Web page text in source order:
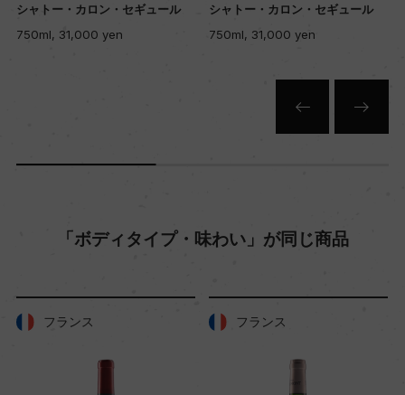
ー
A.O.C.サン・テステフ
シャトー・カロン・セギュール
750ml, 31,000 yen
シャトー・カロン・セギュール
750ml, 31,000 yen
「ボディタイプ・味わい」が同じ商品
フランス フランス